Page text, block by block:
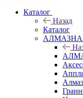
Каталог
Назад
Каталог